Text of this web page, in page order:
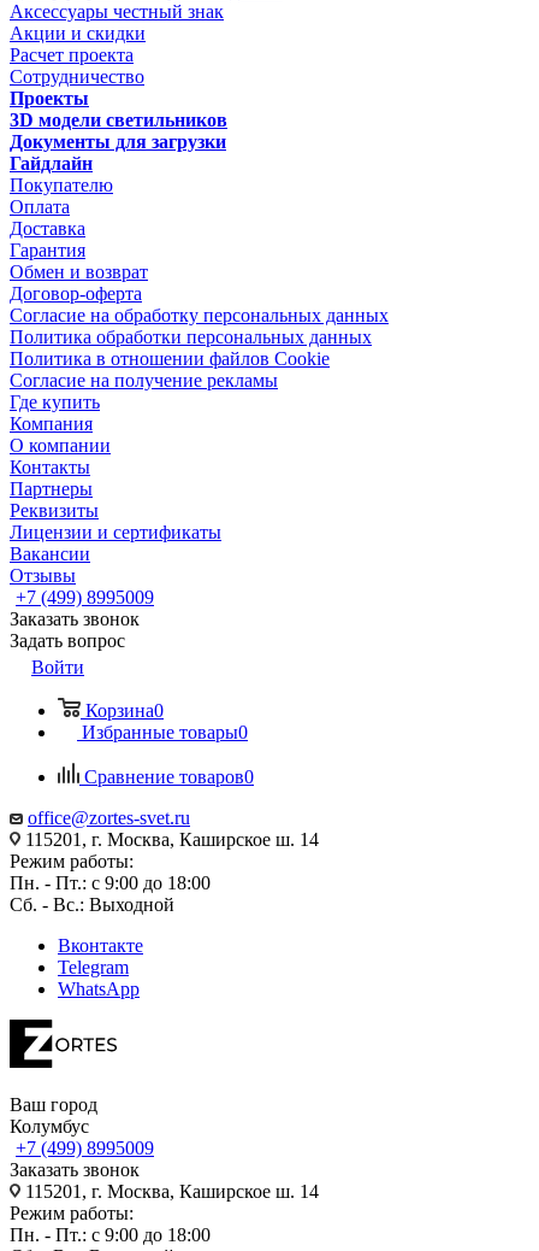
Аксессуары честный знак
Акции и скидки
Расчет проекта
Сотрудничество
Проекты
3D модели светильников
Документы для загрузки
Гайдлайн
Покупателю
Оплата
Доставка
Гарантия
Обмен и возврат
Договор-оферта
Согласие на обработку персональных данных
Политика обработки персональных данных
Политика в отношении файлов Cookie
Согласие на получение рекламы
Где купить
Компания
О компании
Контакты
Партнеры
Реквизиты
Лицензии и сертификаты
Вакансии
Отзывы
+7 (499) 8995009
Заказать звонок
Задать вопрос
Войти
Корзина0
Избранные товары0
Сравнение товаров0
office@zortes-svet.ru
115201, г. Москва, Каширское ш. 14
Режим работы:
Пн. - Пт.: с 9:00 до 18:00
Сб. - Вс.: Выходной
Вконтакте
Telegram
WhatsApp
Ваш город
Колумбус
+7 (499) 8995009
Заказать звонок
115201, г. Москва, Каширское ш. 14
Режим работы:
Пн. - Пт.: с 9:00 до 18:00